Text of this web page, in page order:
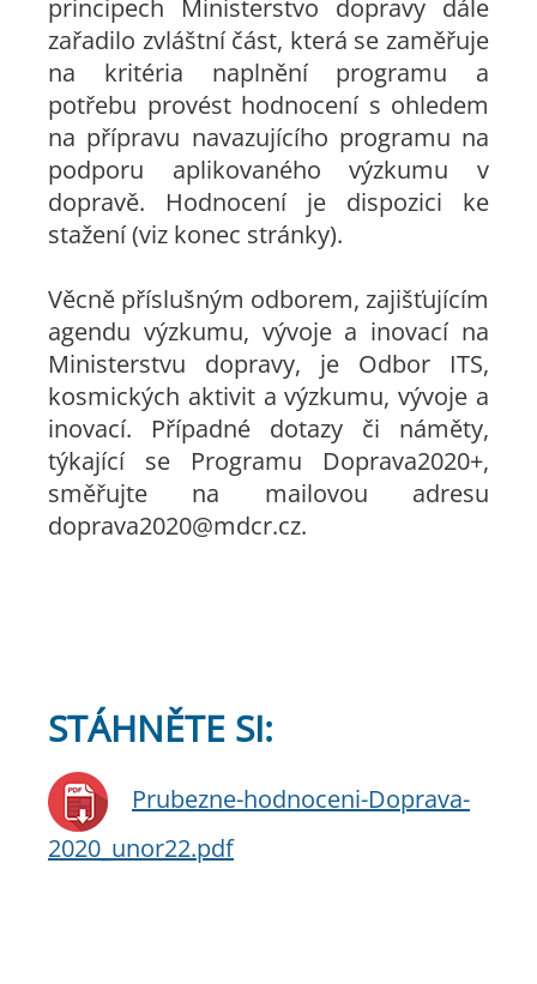
principech Ministerstvo dopravy dále
zařadilo zvláštní část, která se zaměřuje
na kritéria naplnění programu a
potřebu provést hodnocení s ohledem
na přípravu navazujícího programu na
podporu aplikovaného výzkumu v
dopravě. Hodnocení je dispozici ke
stažení (viz konec stránky).
Věcně příslušným odborem, zajišťujícím
agendu výzkumu, vývoje a inovací na
Ministerstvu dopravy, je Odbor ITS,
kosmických aktivit a výzkumu, vývoje a
inovací. Případné dotazy či náměty,
týkající se Programu Doprava2020+,
směřujte na mailovou adresu
doprava2020@mdcr.cz.
STÁHNĚTE SI:
Prubezne-hodnoceni-Doprava-
2020_unor22.pdf